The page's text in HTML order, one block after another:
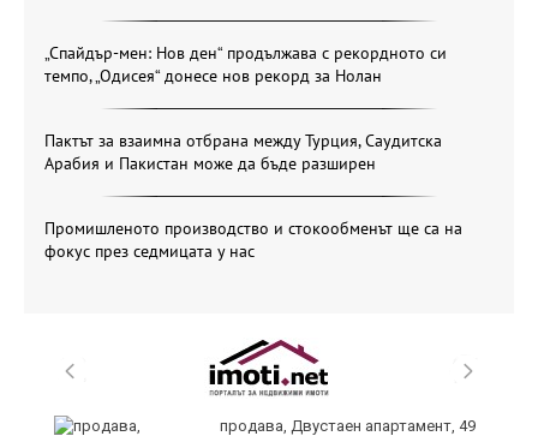
„Спайдър-мен: Нов ден“ продължава с рекордното си
темпо, „Одисея“ донесе нов рекорд за Нолан
Пактът за взаимна отбрана между Турция, Саудитска
Арабия и Пакистан може да бъде разширен
Промишленото производство и стокообменът ще са на
фокус през седмицата у нас
продава, Двустаен апартамент, 49